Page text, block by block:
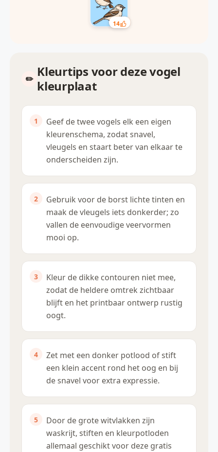
14
Kleurtips voor deze vogel
kleurplaat
Geef de twee vogels elk een eigen
kleurenschema, zodat snavel,
vleugels en staart beter van elkaar te
onderscheiden zijn.
Gebruik voor de borst lichte tinten en
maak de vleugels iets donkerder; zo
vallen de eenvoudige veervormen
mooi op.
Kleur de dikke contouren niet mee,
zodat de heldere omtrek zichtbaar
blijft en het printbaar ontwerp rustig
oogt.
Zet met een donker potlood of stift
een klein accent rond het oog en bij
de snavel voor extra expressie.
Door de grote witvlakken zijn
waskrijt, stiften en kleurpotloden
allemaal geschikt voor deze gratis